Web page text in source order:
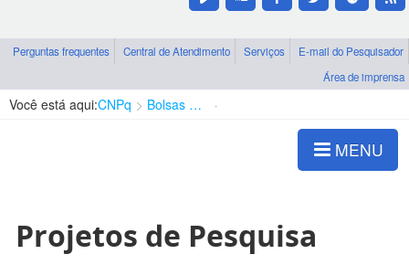
Perguntas frequentes Central de Atendimento Serviços
E-mail do Pesquisador
Área de imprensa
Você está aqui:CNPq Bolsas e Auxílios Vigentes
MENU
Projetos de Pesquisa